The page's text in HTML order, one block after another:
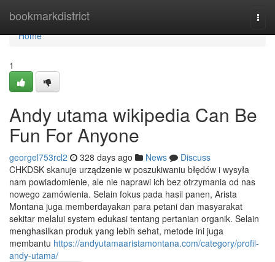
bookmarkdistrict
Home
Home
1
Andy utama wikipedia Can Be
Fun For Anyone
georgel753rcl2 328 days ago News
Discuss
CHKDSK skanuje urządzenie w poszukiwaniu błędów i wysyła
nam powiadomienie, ale nie naprawi ich bez otrzymania od nas
nowego zamówienia. Selain fokus pada hasil panen, Arista
Montana juga memberdayakan para petani dan masyarakat
sekitar melalui system edukasi tentang pertanian organik. Selain
menghasilkan produk yang lebih sehat, metode ini juga
membantu https://andyutamaaristamontana.com/category/profil-
andy-utama/